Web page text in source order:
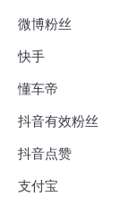
微博粉丝
快手
懂车帝
抖音有效粉丝
抖音点赞
支付宝